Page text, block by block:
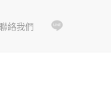
絡我們